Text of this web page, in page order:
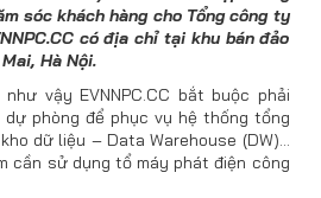
sóc khách hàng cho Tổng công ty
có địa chỉ tại khu bán đảo
Hà Nội.
vậy EVNNPC.CC bắt buộc phải
phòng để phục vụ hệ thống tổng
dữ liệu – Data Warehouse (DW)…
cần sử dụng tổ máy phát điện công